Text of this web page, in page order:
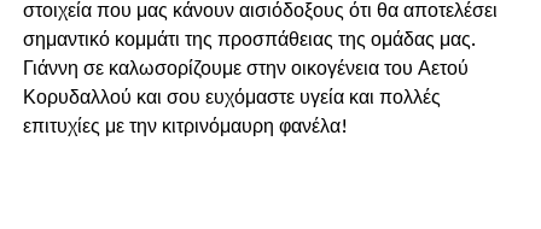
στοιχεία που μας κάνουν αισιόδοξους ότι θα αποτελέσει
σημαντικό κομμάτι της προσπάθειας της ομάδας μας.
Γιάννη σε καλωσορίζουμε στην οικογένεια του Αετού
Κορυδαλλού και σου ευχόμαστε υγεία και πολλές
επιτυχίες με την κιτρινόμαυρη φανέλα!